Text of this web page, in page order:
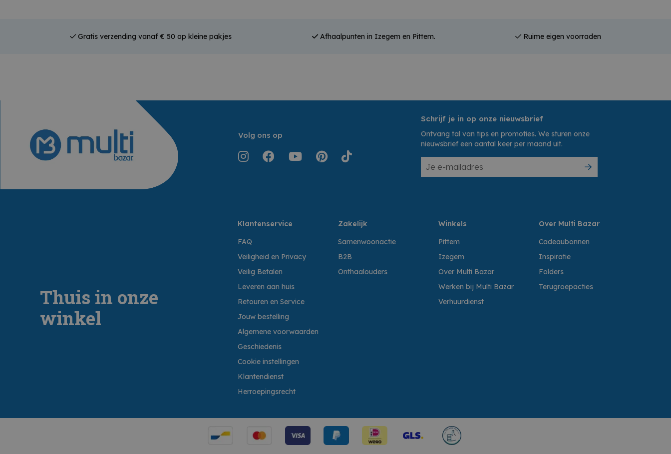
Gratis verzending vanaf € 50 op kleine pakjes Afhaalpunten in Izegem en Pittem. Ruime eigen voorraden
Volg ons op
Schrijf je in op onze nieuwsbrief
Ontvang tal van tips en promoties. We sturen onze
nieuwsbrief een aantal keer per maand uit.
Thuis in onze
winkel
Klantenservice
FAQ
Veiligheid en Privacy
Veilig Betalen
Leveren aan huis
Retouren en Service
Jouw bestelling
Algemene voorwaarden
Geschiedenis
Cookie instellingen
Klantendienst
Herroepingsrecht
Zakelijk
Samenwoonactie
B2B
Onthaalouders
Winkels
Pittem
Izegem
Over Multi Bazar
Werken bij Multi Bazar
Verhuurdienst
Over Multi Bazar
Cadeaubonnen
Inspiratie
Folders
Terugroepacties